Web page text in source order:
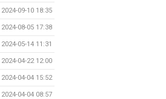
2024-09-10 18:35
2024-08-05 17:38
2024-05-14 11:31
2024-04-22 12:00
2024-04-04 15:52
2024-04-04 08:57